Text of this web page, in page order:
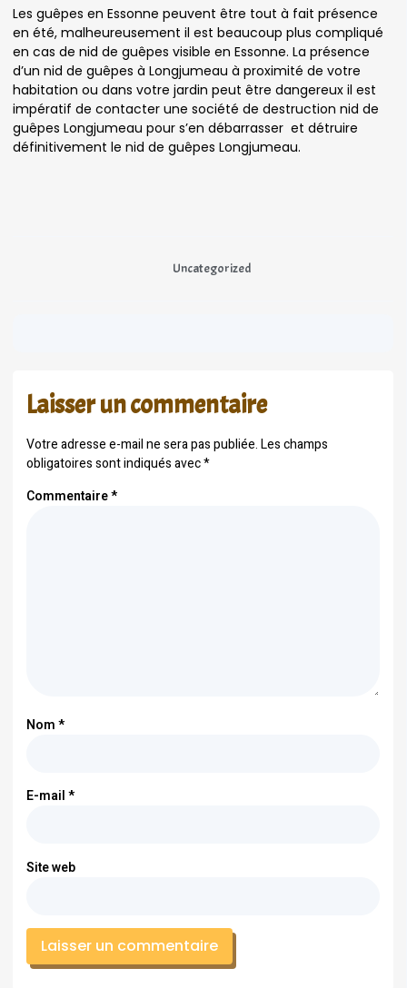
Les guêpes en Essonne peuvent être tout à fait présence
en été, malheureusement il est beaucoup plus compliqué
en cas de nid de guêpes visible en Essonne. La présence
d’un nid de guêpes à Longjumeau à proximité de votre
habitation ou dans votre jardin peut être dangereux il est
impératif de contacter une société de destruction nid de
guêpes Longjumeau pour s’en débarrasser et détruire
définitivement le nid de guêpes Longjumeau.
Uncategorized
Laisser un commentaire
Votre adresse e-mail ne sera pas publiée.Les champs
obligatoires sont indiqués avec*
Commentaire*
Nom*
E-mail*
Site web